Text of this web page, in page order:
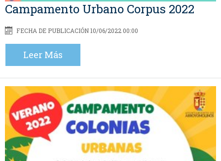
Campamento Urbano Corpus 2022
FECHA DE PUBLICACIÓN 10/06/2022 00:00
Leer Más